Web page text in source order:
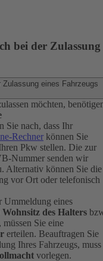
bei der Zulassung
eines Fahrzeugs
möchten,
Sie nach, dass Ihr
Rechner können Sie
Pkw stellen. Die zur
Nummer senden wir
Alternativ können Sie die
vor Ort oder telefonisch
Ummeldung eines
des Halters
Sie eine
erteilen. Beauftragen Sie
Ihres Fahrzeugs, muss
vorlegen.